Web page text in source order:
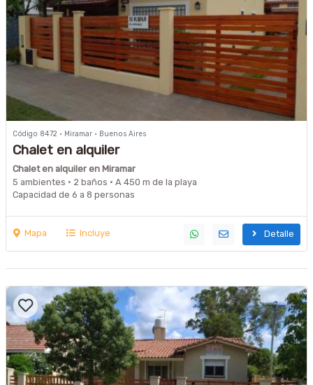
Código 8472 · Miramar · Buenos Aires
Chalet en alquiler
Chalet en alquiler en Miramar
5 ambientes · 2 baños · A 450 m de la playa
Capacidad de 6 a 8 personas
Mapa Incluye Detalle